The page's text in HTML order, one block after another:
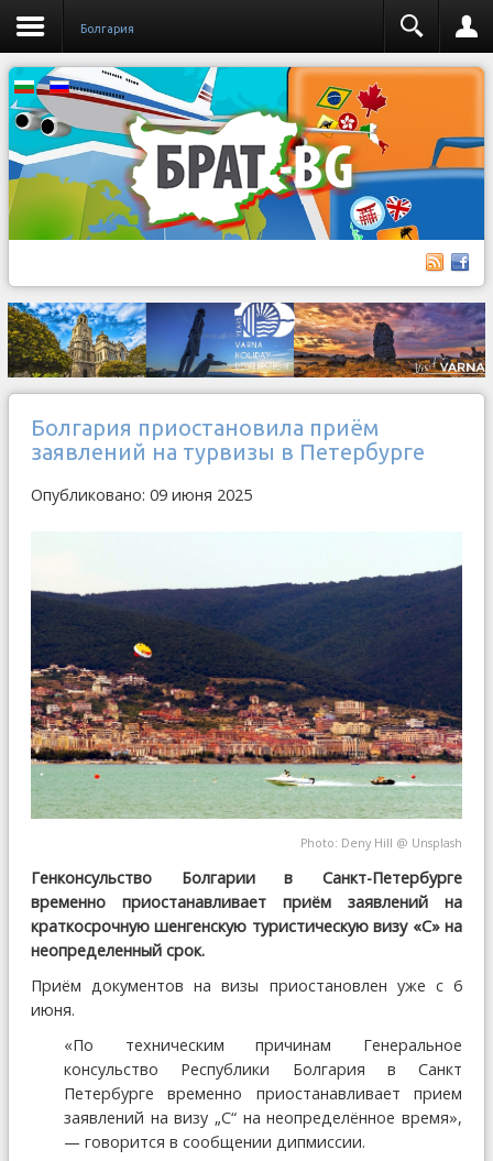
Бoлгария
Болгария приостановила приём
заявлений на турвизы в Петербурге
Опубликовано: 09 июня 2025
Photo: Deny Hill @ Unsplash
Генконсульство Болгарии в Санкт-Петербурге
временно приостанавливает приём заявлений на
краткосрочную шенгенскую туристическую визу «С» на
неопределенный срок.
Приём документов на визы приостановлен уже с 6
июня.
«По техническим причинам Генеральное
консульство Республики Болгария в Санкт
Петербурге временно приостанавливает прием
заявлений на визу „С“ на неопределённое время»,
— говорится в сообщении дипмиссии.